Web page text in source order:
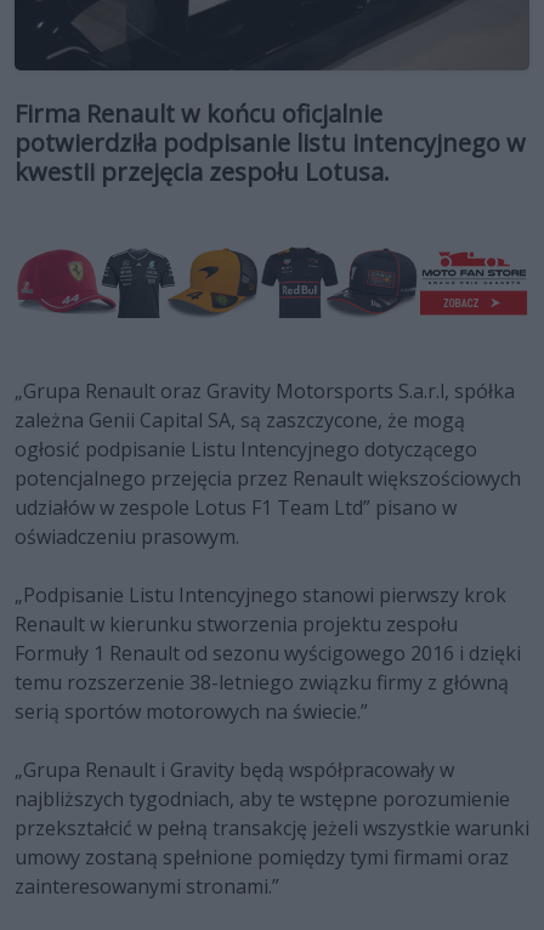
Firma Renault w końcu oficjalnie
potwierdziła podpisanie listu intencyjnego w
kwestii przejęcia zespołu Lotusa.
„Grupa Renault oraz Gravity Motorsports S.a.r.l, spółka
zależna Genii Capital SA, są zaszczycone, że mogą
ogłosić podpisanie Listu Intencyjnego dotyczącego
potencjalnego przejęcia przez Renault większościowych
udziałów w zespole Lotus F1 Team Ltd” pisano w
oświadczeniu prasowym.
„Podpisanie Listu Intencyjnego stanowi pierwszy krok
Renault w kierunku stworzenia projektu zespołu
Formuły 1 Renault od sezonu wyścigowego 2016 i dzięki
temu rozszerzenie 38-letniego związku firmy z główną
serią sportów motorowych na świecie.”
„Grupa Renault i Gravity będą współpracowały w
najbliższych tygodniach, aby te wstępne porozumienie
przekształcić w pełną transakcję jeżeli wszystkie warunki
umowy zostaną spełnione pomiędzy tymi firmami oraz
zainteresowanymi stronami.”